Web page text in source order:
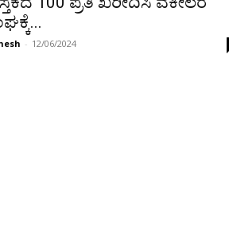
- 12/06/2024